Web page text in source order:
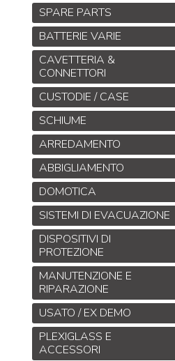
SPARE PARTS
BATTERIE VARIE
CAVETTERIA &
CONNETTORI
CUSTODIE / CASE
SCHIUME
ARREDAMENTO
ABBIGLIAMENTO
DOMOTICA
SISTEMI DI EVACUAZIONE
DISPOSITIVI DI
PROTEZIONE
MANUTENZIONE E
RIPARAZIONE
USATO / EX DEMO
PLEXIGLASS E
ACCESSORI